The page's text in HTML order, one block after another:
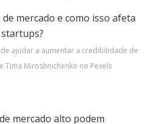
ajudar a aumentar a credibilidade de
Tima Miroshnichenko no Pexels
mercado alto podem